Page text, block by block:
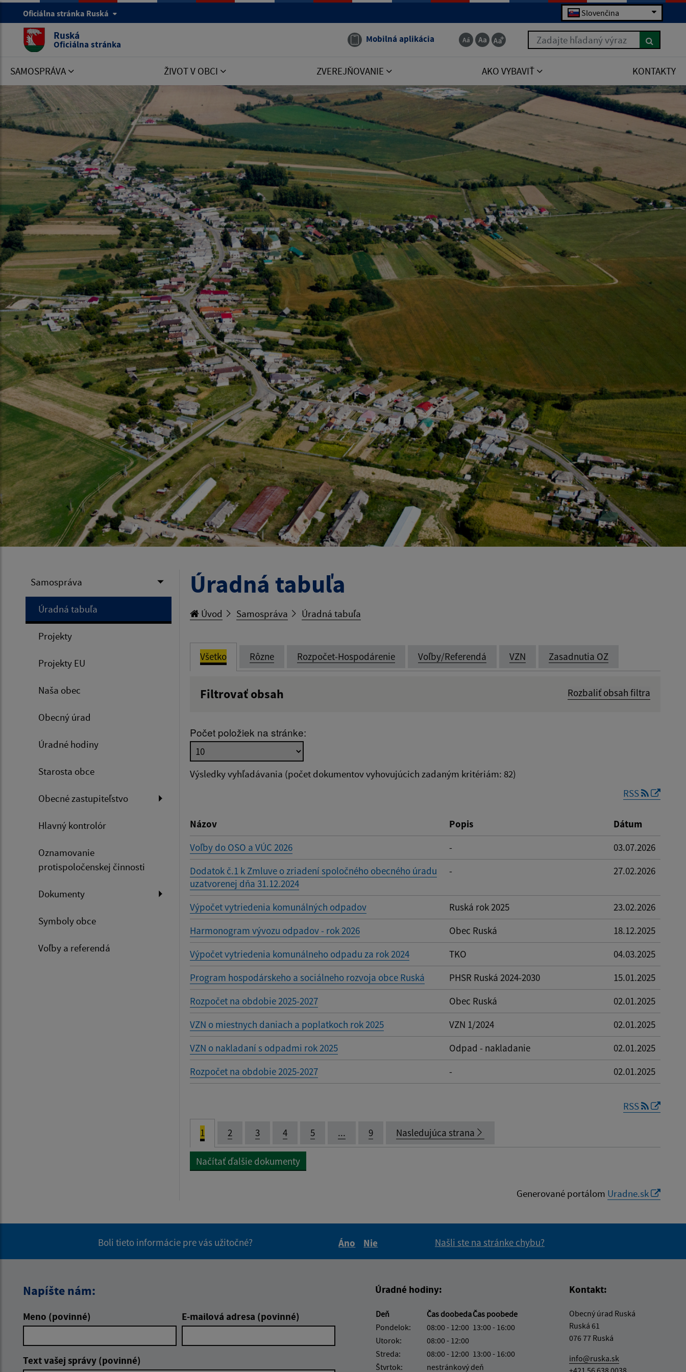
Oficiálna stránka Ruská Slovenčina
Ruská
Oficiálna stránka Mobilná aplikácia Zadajte hľadaný výraz
SAMOSPRÁVA ŽIVOT V OBCI ZVEREJŇOVANIE AKO VYBAVIŤ KONTAKTY
Samospráva
Úradná tabuľa
Projekty
Projekty EU
Naša obec
Obecný úrad
Úradné hodiny
Starosta obce
Obecné zastupiteľstvo
Hlavný kontrolór
Oznamovanie
protispoločenskej činnosti
Dokumenty
Symboly obce
Voľby a referendá
Úradná tabuľa
Úvod Samospráva Úradná tabuľa
Všetko Rôzne Rozpočet-Hospodárenie Voľby/Referendá VZN Zasadnutia OZ
Filtrovať obsah Rozbaliť obsah filtra
Dátum zverejnenia do:
Počet položiek na stránke:
Výsledky vyhľadávania (počet dokumentov vyhovujúcich zadaným kritériám: 82)
RSS
Názov Popis
Dátum
Voľby do OSO a VÚC 2026
-
03.07.2026
Dodatok č.1 k Zmluve o zriadení spoločného obecného úradu
uzatvorenej dňa 31.12.2024
- 27.02.2026
Výpočet vytriedenia komunálných odpadov Ruská rok 2025
23.02.2026
Harmonogram vývozu odpadov - rok 2026
Obec Ruská
18.12.2025
Výpočet vytriedenia komunálneho odpadu za rok 2024
TKO
04.03.2025
Program hospodárskeho a sociálneho rozvoja obce Ruská
PHSR Ruská 2024-2030
15.01.2025
Rozpočet na obdobie 2025-2027
Obec Ruská
02.01.2025
VZN o miestnych daniach a poplatkoch rok 2025
VZN 1/2024
02.01.2025
VZN o nakladaní s odpadmi rok 2025
Odpad - nakladanie
02.01.2025
Rozpočet na obdobie 2025-2027
- 02.01.2025
RSS
1 2 3 4 5 ... 9 Nasledujúca strana
Načítať ďalšie dokumenty
Generované portálom Uradne.sk
Boli tieto informácie pre vás užitočné?
Áno
Nie
Našli ste na stránke chybu?
Napíšte nám:
Meno (povinné) E-mailová adresa (povinné)
Text vašej správy (povinné)
Úradné hodiny:
Deň Čas doobedaČas poobede
Pondelok:
08:00 - 12:00 13:00 - 16:00
Utorok:
08:00 - 12:00
Streda:
08:00 - 12:00 13:00 - 16:00
Štvrtok:
nestránkový deň
Kontakt:
Obecný úrad Ruská
Ruská 61
076 77 Ruská
info@ruska.sk